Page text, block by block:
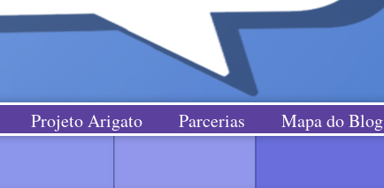
Projeto Arigato Parcerias Mapa do Blog